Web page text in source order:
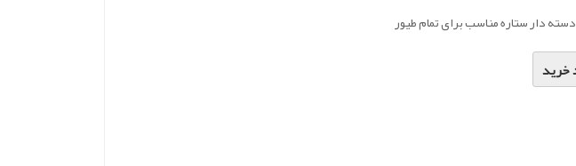
دار ستاره مناسب برای تمام طیور
خرید